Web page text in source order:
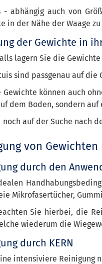
- abhängig auch von
in der Nähe der Waage
der Gewichte in
lagern Sie die
sind passgenau auf
Gewichte können auch
dem Boden, sondern
noch auf der Suche nach
von Gewichten
durch den
Mikrofasertücher,
Sie hierbei, die
wiederum die
durch KERN
intensiviere Reinigung